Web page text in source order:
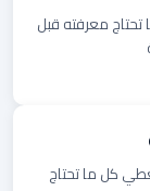
معرفته قبل
كل ما تحتاج